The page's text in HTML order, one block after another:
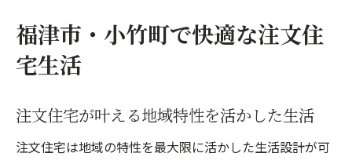
福津市・小竹町で快適な注文住
宅生活
注文住宅が叶える地域特性を活かした生活
注文住宅は地域の特性を最大限に活かした生活設計が可